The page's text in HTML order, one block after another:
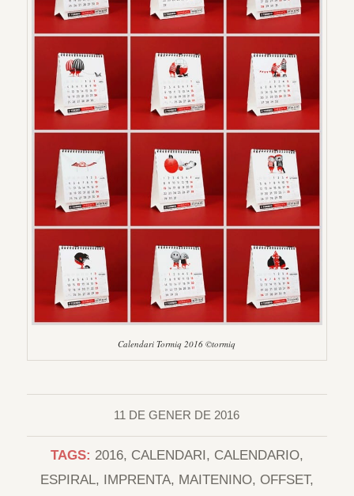
Calendari Tormiq 2016 ©tormiq
11 DE GENER DE 2016
TAGS: 2016, CALENDARI , CALENDARIO,
ESPIRAL, IMPRENTA, MAITENINO, OFFSET,